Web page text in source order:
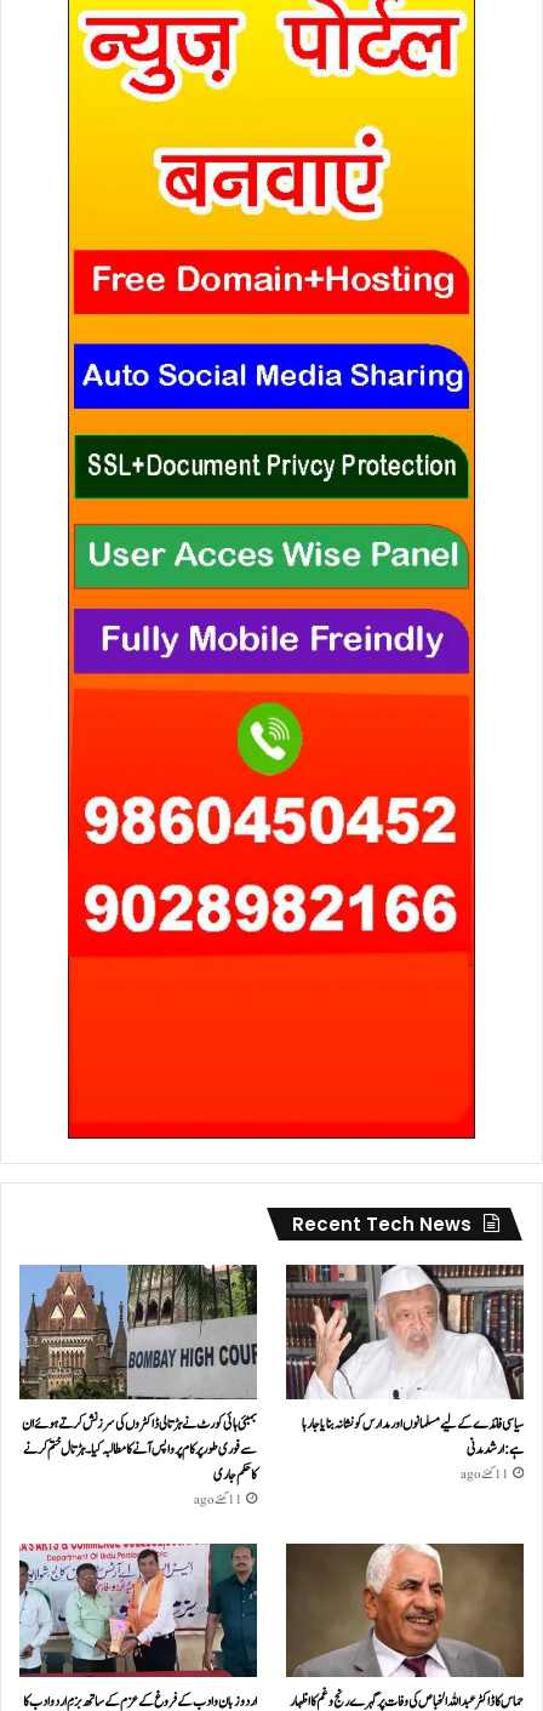
Recent Tech News
سیاسی فائدے کے لیے مسلمانوں اور مدارس کو نشانہ بنایا جا رہا
ہے: ارشد مدنی
11 گھنٹے ago
بمبئی ہائی کورٹ نے ہڑتالی ڈاکٹروں کی سرزنش کرتے ہوئے ان
سے فوری طور پر کام پر واپس آنے کا مطالبہ کیا۔ہڑتال ختم کرنے
کا حکم جاری
11 گھنٹے ago
حماس کا ڈاکٹر عبداللہ الخباص کی وفات پر گہرے رنج وغم کااظہار
اردو زبان و ادب کے فروغ کے عزم کے ساتھ بزمِ اردو ادب کا